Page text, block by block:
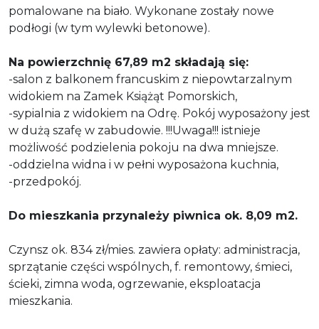
pomalowane na biało. Wykonane zostały nowe
podłogi (w tym wylewki betonowe).
Na powierzchnię 67,89 m2 składają się:
-salon z balkonem francuskim z niepowtarzalnym
widokiem na Zamek Książąt Pomorskich,
-sypialnia z widokiem na Odrę. Pokój wyposażony jest
w dużą szafę w zabudowie. !!!Uwaga!!! istnieje
możliwość podzielenia pokoju na dwa mniejsze.
-oddzielna widna i w pełni wyposażona kuchnia,
-przedpokój.
Do mieszkania przynależy piwnica ok. 8,09 m2.
Czynsz ok. 834 zł/mies. zawiera opłaty: administracja,
sprzątanie części wspólnych, f. remontowy, śmieci,
ścieki, zimna woda, ogrzewanie, eksploatacja
mieszkania.